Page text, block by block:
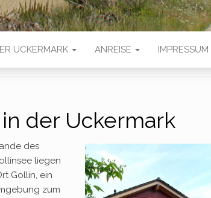
UCKERMARK ANREISE IMPRESSUM
der Uckermark
des
liegen
Gollin, ein
zum